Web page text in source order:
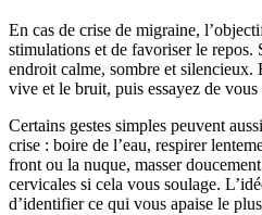
En cas de crise de migraine,
stimulations et de favoriser le repos.
endroit calme, sombre et silencieux.
vive et le bruit, puis essayez de
Certains gestes simples peuvent
crise : boire de l’eau, respirer
front ou la nuque, masser
cervicales si cela vous soulage.
d’identifier ce qui vous apaise le